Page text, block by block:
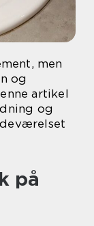
men
og
artikel
og
på